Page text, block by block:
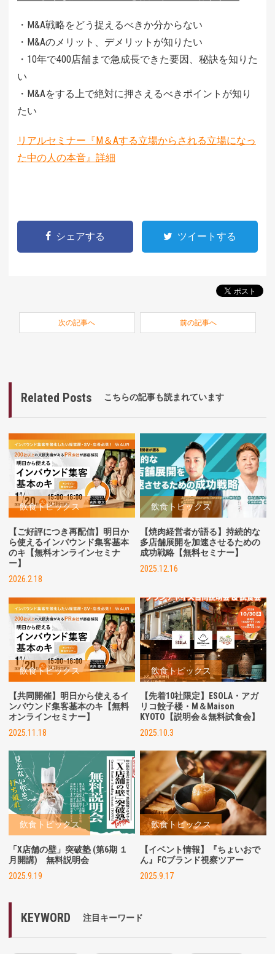
・M&A戦略をどう捉えるべきか分からない
・M&Aのメリット、デメリットが知りたい
・10年で400店舗まで急成長できた要因、秘訣を知りた
い
・M&Aをする上で絶対に押さえるべきポイントが知り
たい
リアルセミナー『M＆Aする立場からされる立場になっ
た中の人の本音』詳細
シェアする ツイートする
次の記事へ 前の記事へ
Related Posts こちらの記事も読まれています
飲食トピックス
【ご好評につき再配信】明日か
ら使えるインバウンド集客基本
のキ【無料オンラインセミナ
ー】
2026.2.18
飲食トピックス
【焼肉経営者が語る】持続的な
多店舗展開を加速させるための
成功戦略【無料セミナー】
2025.12.16
飲食トピックス
【共同開催】明日から使えるイ
ンバウンド集客基本のキ【無料
オンラインセミナー】
2025.11.18
飲食トピックス
【先着10社限定】ESOLA・アガ
リコ餃子楼・M＆Maison
KYOTO【説明会＆無料試食会】
2025.10.3
飲食トピックス
「X店舗の壁」突破塾 (第6期 １
月開講) 無料説明会
2025.9.19
飲食トピックス
【イベント情報】『ちょいおで
ん』FCブランド視察ツアー
2025.9.17
KEYWORD 注目キーワード